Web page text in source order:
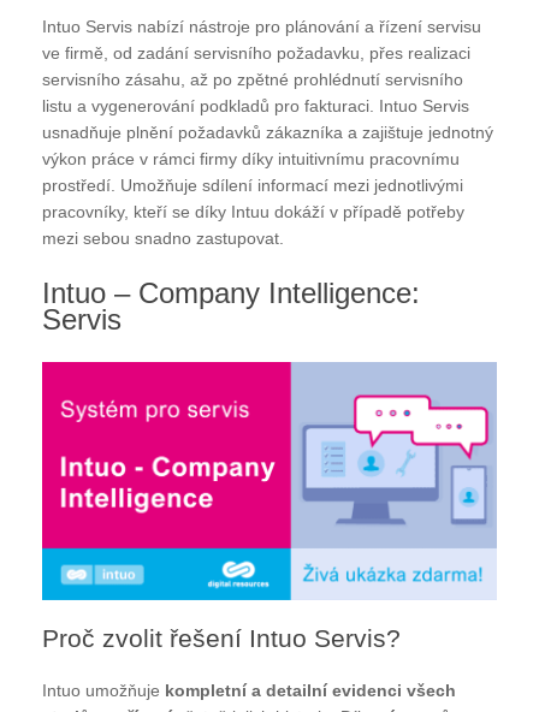
Intuo Servis nabízí nástroje pro plánování a řízení servisu
ve firmě, od zadání servisního požadavku, přes realizaci
servisního zásahu, až po zpětné prohlédnutí servisního
listu a vygenerování podkladů pro fakturaci. Intuo Servis
usnadňuje plnění požadavků zákazníka a zajištuje jednotný
výkon práce v rámci firmy díky intuitivnímu pracovnímu
prostředí. Umožňuje sdílení informací mezi jednotlivými
pracovníky, kteří se díky Intuu dokáží v případě potřeby
mezi sebou snadno zastupovat.
Intuo – Company Intelligence:
Servis
Proč zvolit řešení Intuo Servis?
Intuo umožňuje kompletní a detailní evidenci všech